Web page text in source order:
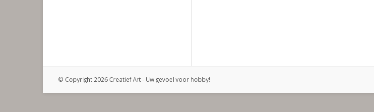
© Copyright 2026 Creatief Art - Uw gevoel voor hobby!